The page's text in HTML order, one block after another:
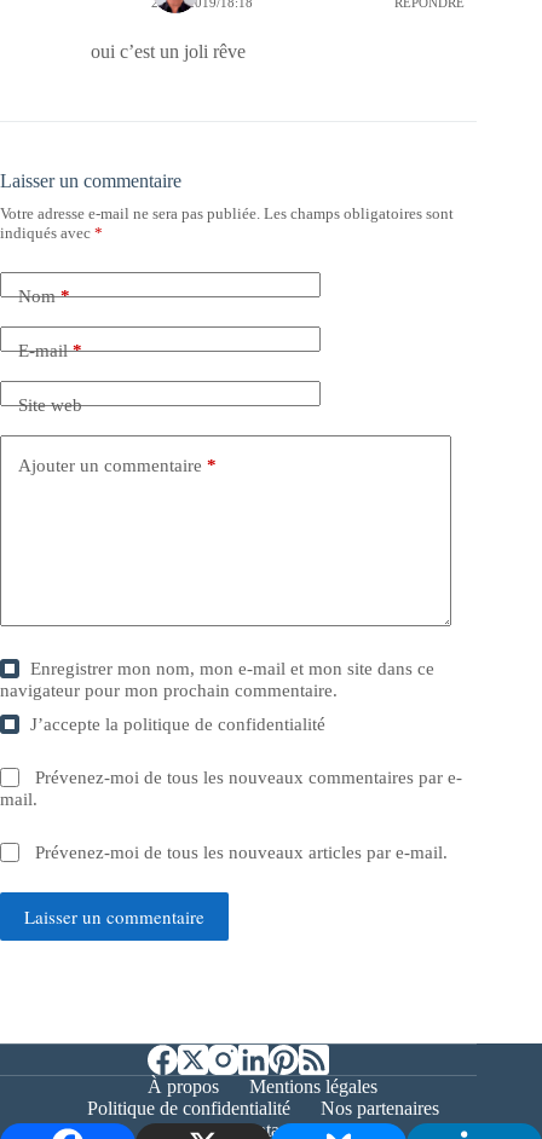
oui c’est un joli rêve
Laisser un commentaire
Votre adresse e-mail ne sera pas publiée. Les champs obligatoires sont
indiqués avec *
Nom*
E-mail*
Site web
Ajouter un commentaire *
Enregistrer mon nom, mon e-mail et mon site dans ce
navigateur pour mon prochain commentaire.
J’accepte lapolitique de confidentialité
Prévenez-moi de tous les nouveaux commentaires par e-
mail.
Prévenez-moi de tous les nouveaux articles par e-mail.
Laisser un commentaire
À propos
Mentions légales
Politique de confidentialité
Nos partenaires
Contact